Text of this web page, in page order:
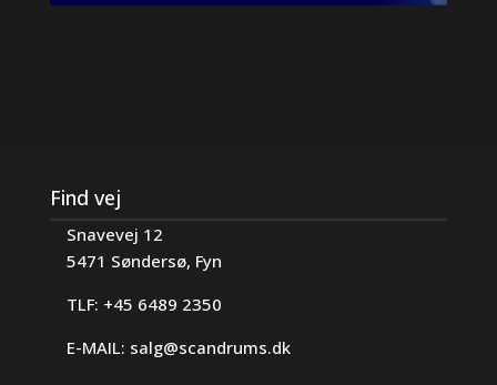
Find vej
Snavevej 12
5471 Søndersø, Fyn
TLF: +45 6489 2350
E-MAIL: salg@scandrums.dk